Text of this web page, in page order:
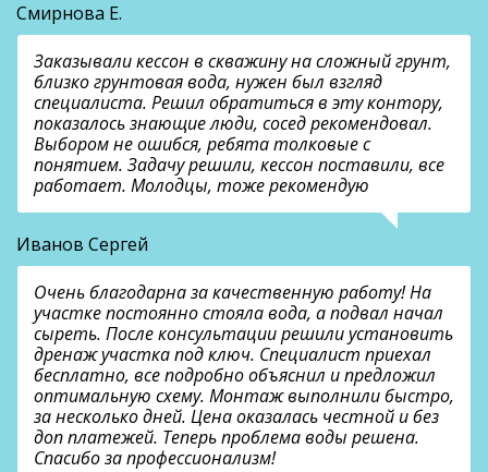
Смирнова Е.
Заказывали кессон в скважину на сложный грунт,
близко грунтовая вода, нужен был взгляд
специалиста. Решил обратиться в эту контору,
показалось знающие люди, сосед рекомендовал.
Выбором не ошибся, ребята толковые с
понятием. Задачу решили, кессон поставили, все
работает. Молодцы, тоже рекомендую
Иванов Сергей
Очень благодарна за качественную работу! На
участке постоянно стояла вода, а подвал начал
сыреть. После консультации решили установить
дренаж участка под ключ. Специалист приехал
бесплатно, все подробно объяснил и предложил
оптимальную схему. Монтаж выполнили быстро,
за несколько дней. Цена оказалась честной и без
доп платежей. Теперь проблема воды решена.
Спасибо за профессионализм!